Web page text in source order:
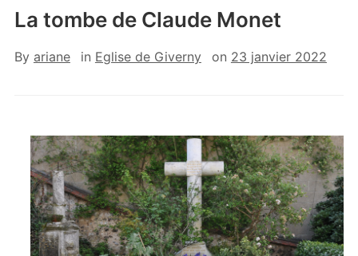
La tombe de Claude Monet
By ariane in Eglise de Giverny on 23 janvier 2022